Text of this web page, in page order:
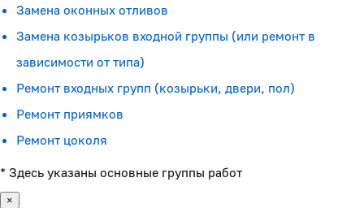
Замена оконных отливов
Замена козырьков входной группы (или ремонт в
зависимости от типа)
Ремонт входных групп (козырьки, двери, пол)
Ремонт приямков
Ремонт цоколя
* Здесь указаны основные группы работ
×